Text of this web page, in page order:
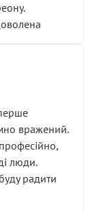
вражений.
люди.
радити